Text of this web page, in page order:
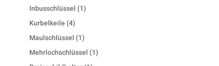
product
Inbusschlüssel 11
Kurbelkeile 44
products
Maulschlüssel 11
product
Mehrlochschlüssel 11